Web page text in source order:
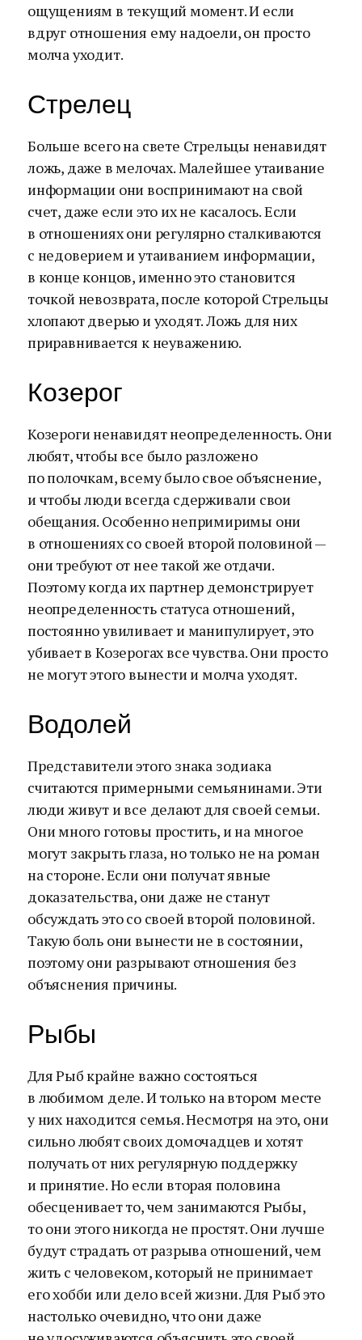
ощущениям в текущий момент. И если
вдруг отношения ему надоели, он просто
молча уходит.
Стрелец
Больше всего на свете Стрельцы ненавидят
ложь, даже в мелочах. Малейшее утаивание
информации они воспринимают на свой
счет, даже если это их не касалось. Если
в отношениях они регулярно сталкиваются
с недоверием и утаиванием информации,
в конце концов, именно это становится
точкой невозврата, после которой Стрельцы
хлопают дверью и уходят. Ложь для них
приравнивается к неуважению.
Козерог
Козероги ненавидят неопределенность. Они
любят, чтобы все было разложено
по полочкам, всему было свое объяснение,
и чтобы люди всегда сдерживали свои
обещания. Особенно непримиримы они
в отношениях со своей второй половиной —
они требуют от нее такой же отдачи.
Поэтому когда их партнер демонстрирует
неопределенность статуса отношений,
постоянно увиливает и манипулирует, это
убивает в Козерогах все чувства. Они просто
не могут этого вынести и молча уходят.
Водолей
Представители этого знака зодиака
считаются примерными семьянинами. Эти
люди живут и все делают для своей семьи.
Они много готовы простить, и на многое
могут закрыть глаза, но только не на роман
на стороне. Если они получат явные
доказательства, они даже не станут
обсуждать это со своей второй половиной.
Такую боль они вынести не в состоянии,
поэтому они разрывают отношения без
объяснения причины.
Рыбы
Для Рыб крайне важно состояться
в любимом деле. И только на втором месте
у них находится семья. Несмотря на это, они
сильно любят своих домочадцев и хотят
получать от них регулярную поддержку
и принятие. Но если вторая половина
обесценивает то, чем занимаются Рыбы,
то они этого никогда не простят. Они лучше
будут страдать от разрыва отношений, чем
жить с человеком, который не принимает
его хобби или дело всей жизни. Для Рыб это
настолько очевидно, что они даже